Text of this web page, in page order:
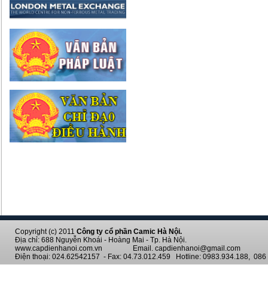
Copyright (c) 2011 Công ty cổ phần Camic Hà Nội.
Địa chỉ: 688 Nguyễn Khoái - Hoàng Mai - Tp. Hà Nội.
www.capdienhanoi.com.vn Email. capdienhanoi@gmail.com
Điện thoại: 024.62542157 - Fax: 04.73.012.459 Hotline: 0983.934.188, 086